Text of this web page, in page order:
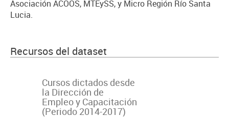
Asociación ACOOS, MTEySS, y Micro Región Río Santa
Lucia.
Recursos del dataset
Cursos dictados desde
la Dirección de
Empleo y Capacitación
(Periodo 2014-2017)